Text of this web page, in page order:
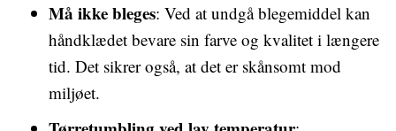
Må ikke bleges: Ved at undgå blegemiddel kan
håndklædet bevare sin farve og kvalitet i længere
tid. Det sikrer også, at det er skånsomt mod
miljøet.